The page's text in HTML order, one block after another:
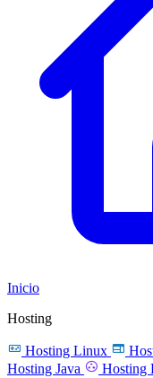
Inicio
Hosting
 Hosting Linux 
Hosting Java  Hosting